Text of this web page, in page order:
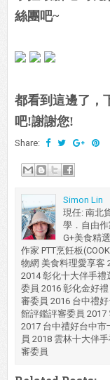
絲團吧~
都看到這邊了，
吧!謝謝您!
Share:
Simon Lin
現任: 南北
學．自由
G+美食精
作家 PTT烹飪板
物網 美食料理愛享客
2014 彰化十大伴手禮
委員 2016 彰化金好
審委員 2016 台中禮
館評鑑評審委員
2017 台中禮好台中
員 2018 雲林十大伴
審委員